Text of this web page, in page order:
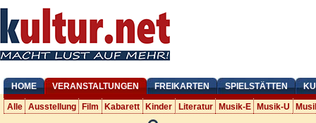
HOME VERANSTALTUNGEN FREIKARTEN SPIELSTÄTTEN
Alle Ausstellung Film Kabarett Kinder Literatur Musik-E Musik-U